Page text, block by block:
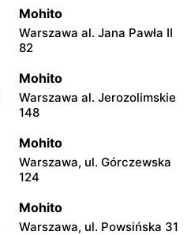
Mohito
Warszawa al. Jana Pawła II
82
Mohito
Warszawa al. Jerozolimskie
148
Mohito
Warszawa, ul. Górczewska
124
Mohito
Warszawa, ul. Powsińska 31